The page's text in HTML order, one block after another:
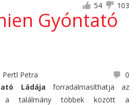
54
103
Gyóntató
Pertl Petra
0
Ládája forradalmasíthatja az
a találmány többek között a